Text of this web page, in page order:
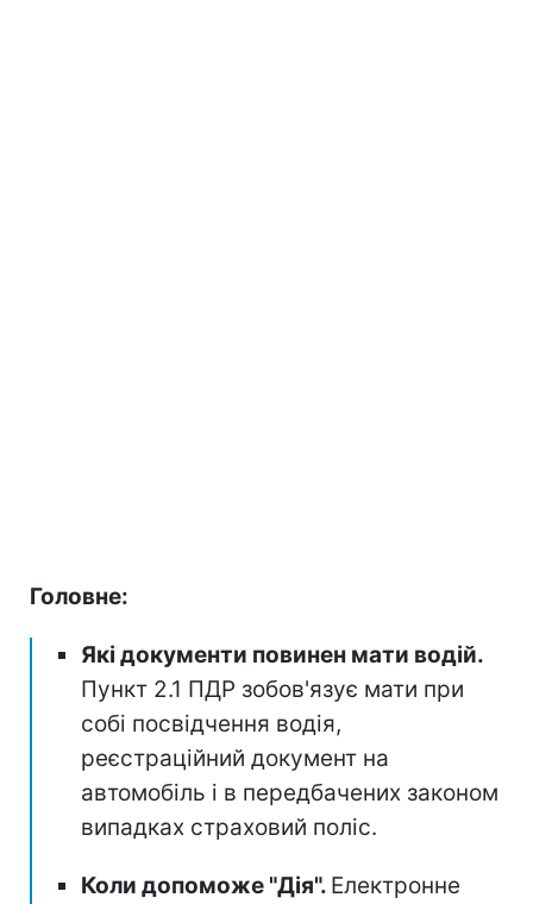
Головне:
Які документи повинен мати водій.
Пункт 2.1 ПДР зобов'язує мати при
собі посвідчення водія,
реєстраційний документ на
автомобіль і в передбачених законом
випадках страховий поліс.
Коли допоможе "Дія". Електронне